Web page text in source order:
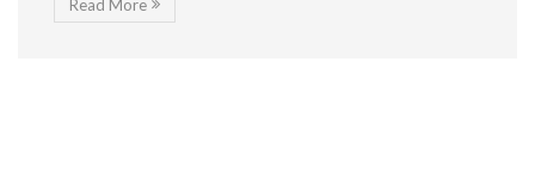
Read More